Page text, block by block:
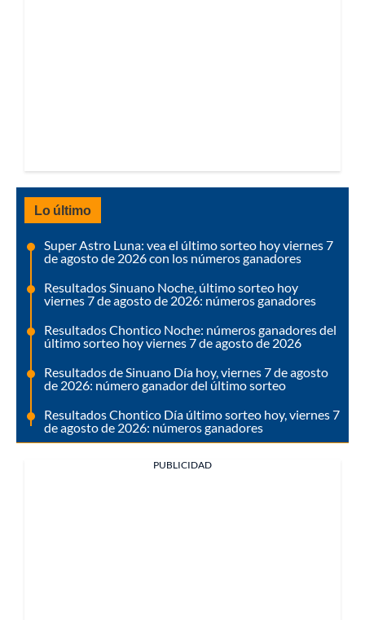
Lo último
Super Astro Luna: vea el último sorteo hoy viernes 7
de agosto de 2026 con los números ganadores
Resultados Sinuano Noche, último sorteo hoy
viernes 7 de agosto de 2026: números ganadores
Resultados Chontico Noche: números ganadores del
último sorteo hoy viernes 7 de agosto de 2026
Resultados de Sinuano Día hoy, viernes 7 de agosto
de 2026: número ganador del último sorteo
Resultados Chontico Día último sorteo hoy, viernes 7
de agosto de 2026: números ganadores
PUBLICIDAD